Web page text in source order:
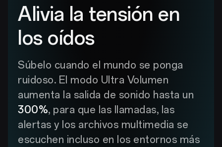
Alivia la tensión en
los oídos
Súbelo cuando el mundo se ponga
ruidoso. El modo Ultra Volumen
aumenta la salida de sonido hasta un
300%, para que las llamadas, las
alertas y los archivos multimedia se
escuchen incluso en los entornos más